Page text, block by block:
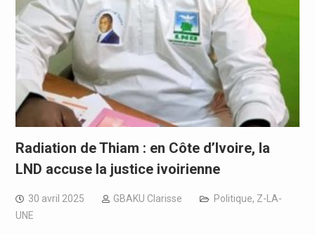
Radiation de Thiam : en Côte d’Ivoire, la
LND accuse la justice ivoirienne
30 avril 2025 GBAKU Clarisse Politique, Z-LA-
UNE